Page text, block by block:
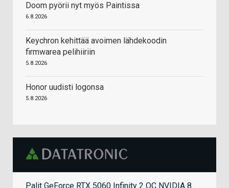
Doom pyörii nyt myös Paintissa
6.8.2026
Keychron kehittää avoimen lähdekoodin
firmwarea pelihiiriin
5.8.2026
Honor uudisti logonsa
5.8.2026
Palit GeForce RTX 5060 Infinity 2 OC NVIDIA 8